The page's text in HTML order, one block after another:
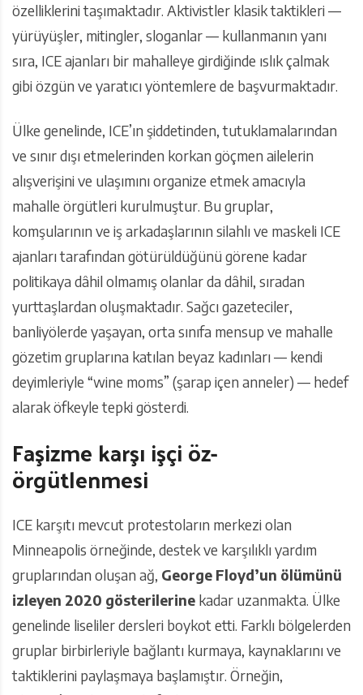
özelliklerini taşımaktadır. Aktivistler klasik taktikleri —
yürüyüşler, mitingler, sloganlar — kullanmanın yanı
sıra, ICE ajanları bir mahalleye girdiğinde ıslık çalmak
gibi özgün ve yaratıcı yöntemlere de başvurmaktadır.
Ülke genelinde, ICE’ın şiddetinden, tutuklamalarından
ve sınır dışı etmelerinden korkan göçmen ailelerin
alışverişini ve ulaşımını organize etmek amacıyla
mahalle örgütleri kurulmuştur. Bu gruplar,
komşularının ve iş arkadaşlarının silahlı ve maskeli ICE
ajanları tarafından götürüldüğünü görene kadar
politikaya dâhil olmamış olanlar da dâhil, sıradan
yurttaşlardan oluşmaktadır. Sağcı gazeteciler,
banliyölerde yaşayan, orta sınıfa mensup ve mahalle
gözetim gruplarına katılan beyaz kadınları — kendi
deyimleriyle “wine moms” (şarap içen anneler) — hedef
alarak öfkeyle tepki gösterdi.
Faşizme karşı işçi öz-
örgütlenmesi
ICE karşıtı mevcut protestoların merkezi olan
Minneapolis örneğinde, destek ve karşılıklı yardım
gruplarından oluşan ağ, George Floyd’un ölümünü
izleyen 2020 gösterilerine kadar uzanmakta. Ülke
genelinde liseliler dersleri boykot etti. Farklı bölgelerden
gruplar birbirleriyle bağlantı kurmaya, kaynaklarını ve
taktiklerini paylaşmaya başlamıştır. Örneğin,